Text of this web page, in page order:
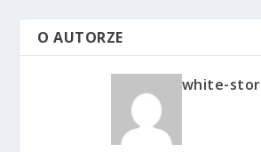
O AUTORZE
white-